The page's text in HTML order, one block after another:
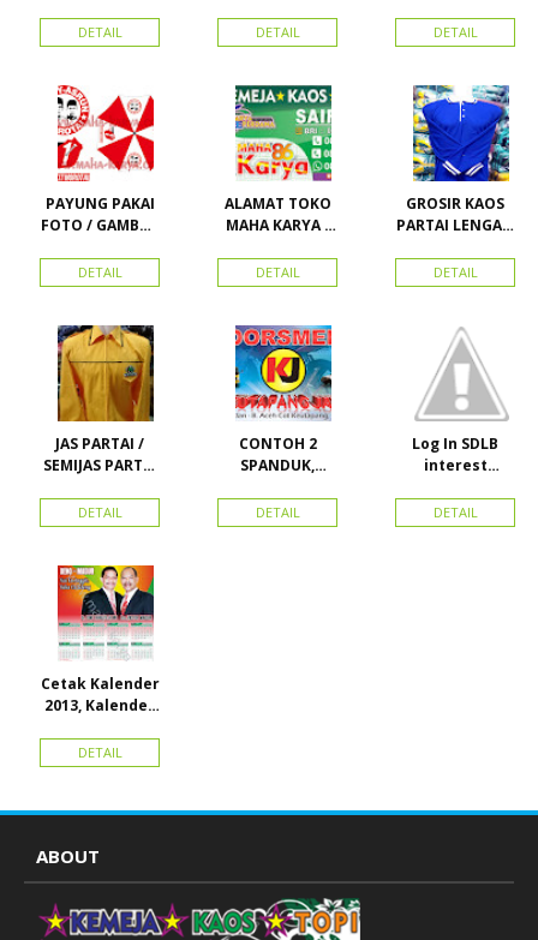
HANURA
DETAIL
SEMUA ATRIBUT
PARTAI
DETAIL DETAIL
PAYUNG PAKAI
FOTO / GAMBAR
KAMPANYE,
PARTAI DAN
DETAIL
ALAMAT TOKO
MAHA KARYA /
PERDANA 411
DETAIL
GROSIR KAOS
PARTAI LENGAN
MURAH
LACOSTE SEMUA
STOK
DETAIL
JAS PARTAI /
SEMIJAS PARTAI
DETAIL
CONTOH 2
SPANDUK,
KARTU NAMA
DETAIL
Log In SDLB
interest
DETAIL
Cetak Kalender
2013, Kalender
2015 dan
atribut partai
DETAIL
ABOUT